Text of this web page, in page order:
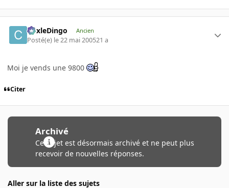
CoxleDingo Ancien
Posté(e) le 22 mai 200521 a
Moi je vends une 9800
Citer
Archivé
Ce sujet est désormais archivé et ne peut plus
recevoir de nouvelles réponses.
Aller sur la liste des sujets